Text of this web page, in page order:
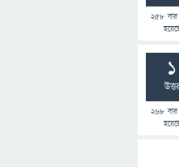
258
1
268